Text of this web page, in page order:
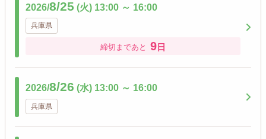
2026/8/25 (火) 13:00 ～ 16:00
兵庫県
締切まであと 9日
2026/8/26 (水) 13:00 ～ 16:00
兵庫県